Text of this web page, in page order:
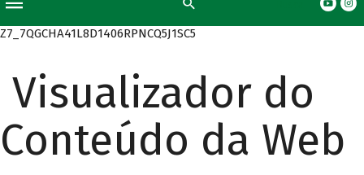
Z7_7QGCHA41L8D1406RPNCQ5J1SC5
Visualizador do
Conteúdo da Web